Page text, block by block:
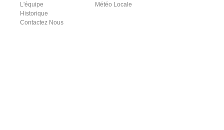
L'équipe
Historique
Contactez Nous
Météo Locale